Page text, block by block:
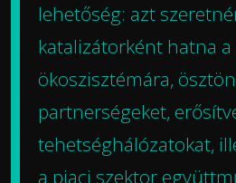
lehetőség: azt
katalizátorként hatna
ökoszisztémára,
partnerségeket,
tehetséghálózatokat,
a piaci szektor